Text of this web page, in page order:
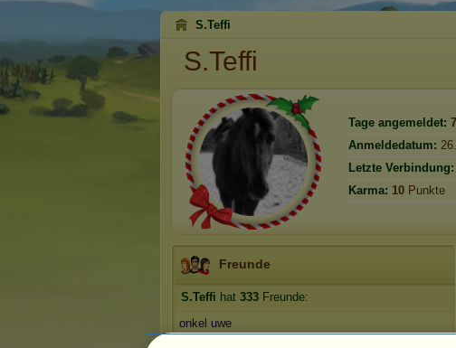
S.Teffi
S.Teffi
Tage angemeldet:
Anmeldedatum:
Letzte Verbindung:
Karma: 10 Punkte
Freunde
S.Teffi hat 333 Freunde:
onkel uwe